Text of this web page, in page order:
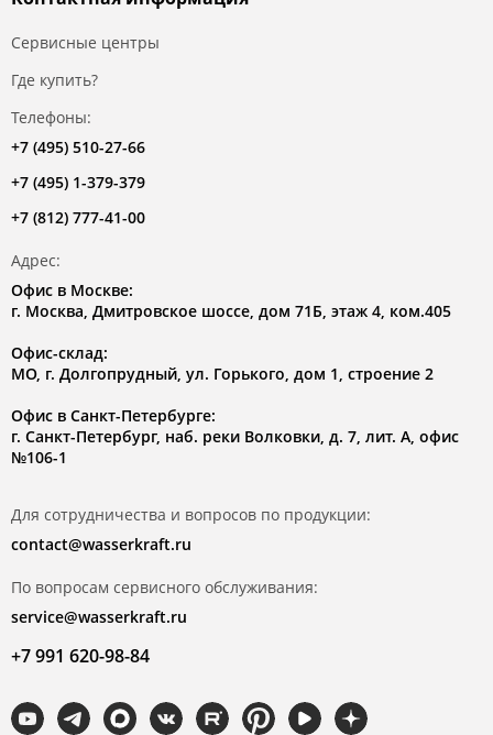
Сервисные центры
Где купить?
Телефоны:
+7 (495) 510-27-66
+7 (495) 1-379-379
+7 (812) 777-41-00
Адрес:
Офис в Москве:
г. Москва, Дмитровское шоссе, дом 71Б, этаж 4, ком.405
Офис-склад:
МО, г. Долгопрудный, ул. Горького, дом 1, строение 2
Офис в Санкт-Петербурге:
г. Санкт-Петербург, наб. реки Волковки, д. 7, лит. А, офис
№106-1
Для сотрудничества и вопросов по продукции:
contact@wasserkraft.ru
По вопросам сервисного обслуживания:
service@wasserkraft.ru
+7 991 620-98-84